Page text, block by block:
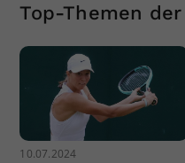
Top-Themen
10.07.2024